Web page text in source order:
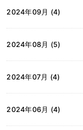
2024年09月 (4)
2024年08月 (5)
2024年07月 (4)
2024年06月 (4)